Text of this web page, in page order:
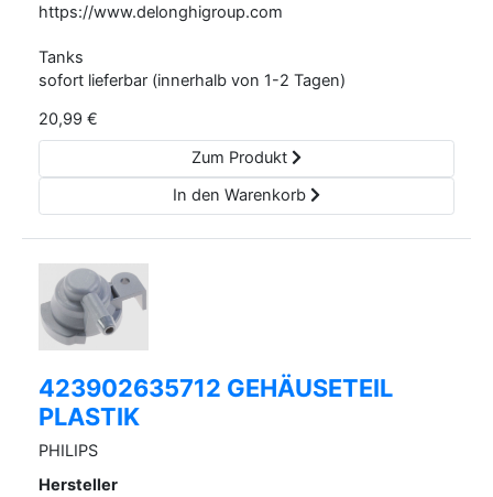
https://www.delonghigroup.com
Tanks
sofort lieferbar (innerhalb von 1-2 Tagen)
20,99 €
Zum Produkt
In den Warenkorb
423902635712 GEHÄUSETEIL
PLASTIK
PHILIPS
Hersteller